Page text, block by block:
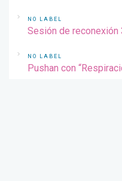
NO LABEL
Sesión de reconexión
NO LABEL
Pushan con